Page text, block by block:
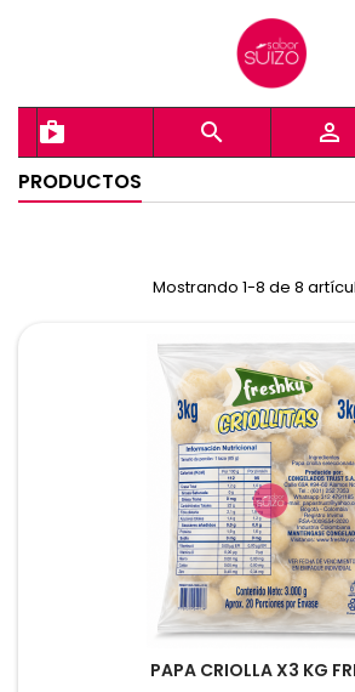
shopping_bag
 
PRODUCTOS
Mostrando 1-8 de 8
PAPA CRIOLLA X3 KG